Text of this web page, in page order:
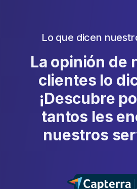
Lo que dicen
La opinión de
clientes lo
¡Descubre
tantos les
nuestros